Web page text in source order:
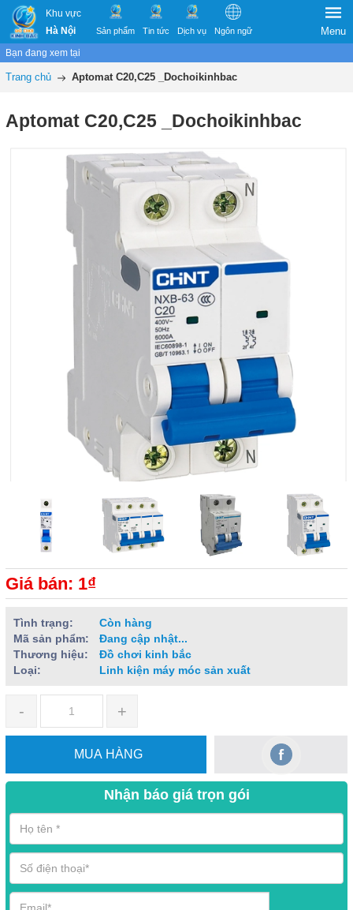
Khu vực
Hà Nội
Sản phẩm Tin tức Dịch vụ Ngôn ngữ Menu
Bạn đang xem tại
Trang chủ Aptomat C20,C25 _Dochoikinhbac
Aptomat C20,C25 _Dochoikinhbac
Giá bán: 1₫
Tình trạng:
Còn hàng
Mã sản phẩm:
Đang cập nhật...
Thương hiệu:
Đồ chơi kinh bắc
Loại:
Linh kiện máy móc sản xuất
- +
MUA HÀNG
Nhận báo giá trọn gói